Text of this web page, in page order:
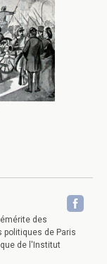
des
politiques de Paris
de l'Institut